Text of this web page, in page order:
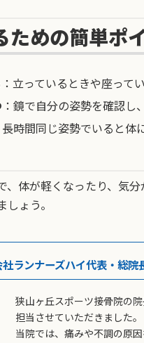
ための簡単ポ
：立っているときや座って
：鏡で自分の姿勢を確認し
長時間同じ姿勢でいると体
、体が軽くなったり、気
ょう。
ランナーズハイ代表・総院
狭山ヶ丘スポーツ接骨院の
担当させていただきました。
当院では、痛みや不調の原